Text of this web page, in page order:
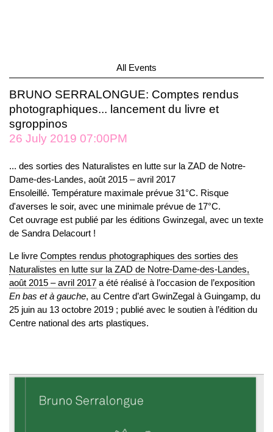
All Events
BRUNO SERRALONGUE: Comptes rendus
photographiques... lancement du livre et
sgroppinos
26 July 2019 07:00PM
... des sorties des Naturalistes en lutte sur la ZAD de Notre-
Dame-des-Landes, août 2015 – avril 2017
Ensoleillé. Température maximale prévue 31°C. Risque
d'averses le soir, avec une minimale prévue de 17°C.
Cet ouvrage est publié par les éditions Gwinzegal, avec un texte
de Sandra Delacourt !
Le livre Comptes rendus photographiques des sorties des
Naturalistes en lutte sur la ZAD de Notre-Dame-des-Landes,
août 2015 – avril 2017 a été réalisé à l’occasion de l’exposition
En bas et à gauche, au Centre d’art GwinZegal à Guingamp, du
25 juin au 13 octobre 2019 ; publié avec le soutien à l’édition du
Centre national des arts plastiques.